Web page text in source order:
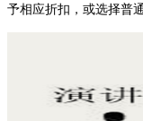
予相应折扣，或选择普